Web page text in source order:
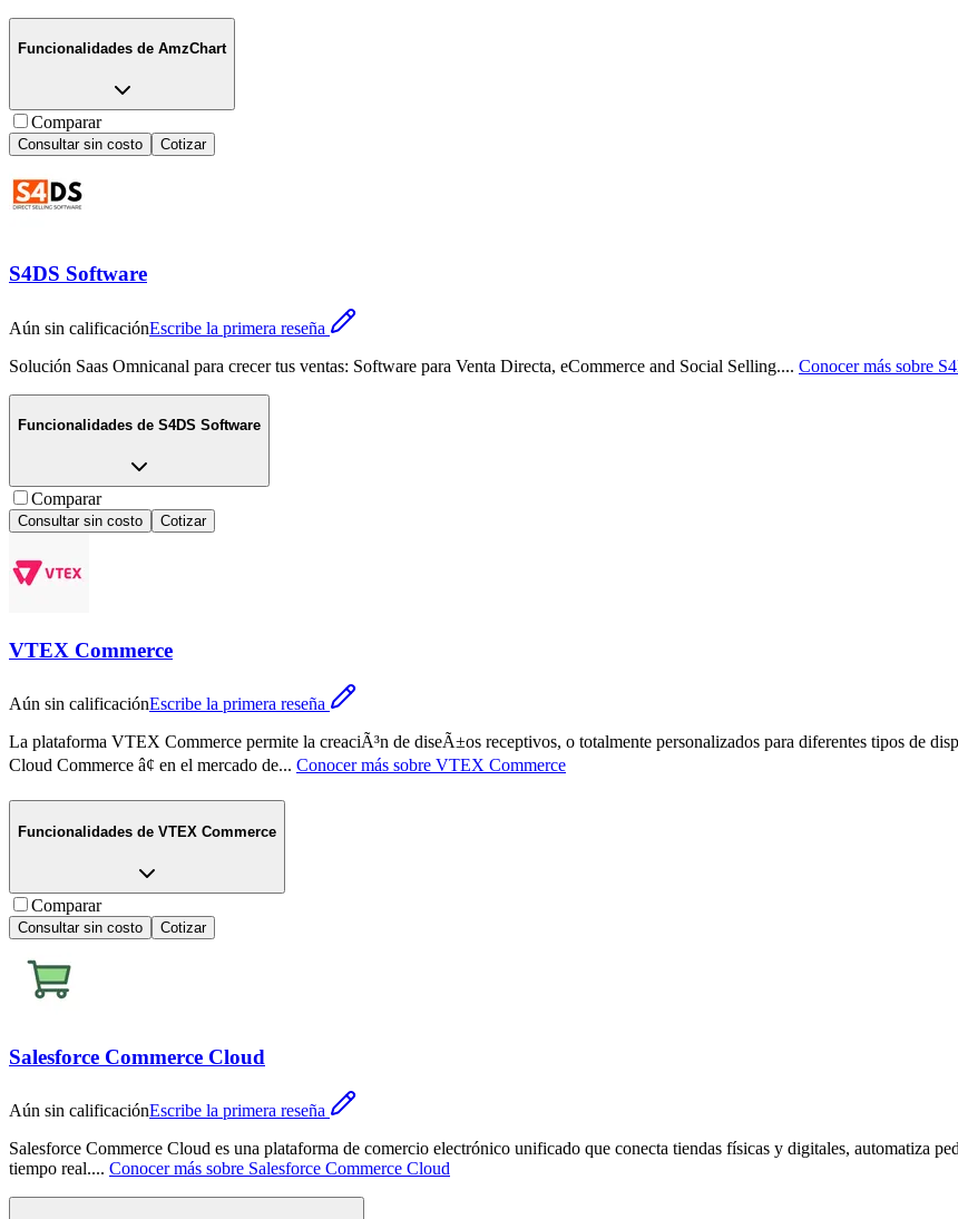
Funcionalidades de AmzChart
Comparar
Consultar sin costo Cotizar
S4DS Software
Aún sin calificaciónEscribe la primera reseña
Solución Saas Omnicanal para crecer tus ventas: Software para Venta Directa, eCommerce and Social Selling.... Conocer más sobre
Funcionalidades de S4DS Software
Comparar
Consultar sin costo Cotizar
VTEX Commerce
Aún sin calificaciónEscribe la primera reseña
La plataforma VTEX Commerce permite la creaciÃ³n de diseÃ±os receptivos, o totalmente personalizados para diferentes tipos de
Cloud Commerce â¢ en el mercado de... Conocer más sobre VTEX Commerce
Funcionalidades de VTEX Commerce
Comparar
Consultar sin costo Cotizar
Salesforce Commerce Cloud
Aún sin calificaciónEscribe la primera reseña
Salesforce Commerce Cloud es una plataforma de comercio electrónico unificado que conecta tiendas físicas y digitales, automatiza
tiempo real.... Conocer más sobre Salesforce Commerce Cloud